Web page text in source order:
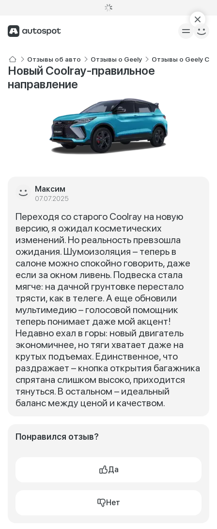
Отзывы об авто Отзывы о Geely Отзывы о Geely
Новый Coolray-правильное
направление
Максим
07.07.2025
Переходя со старого Coolray на новую
версию, я ожидал косметических
изменений. Но реальность превзошла
ожидания. Шумоизоляция – теперь в
салоне можно спокойно говорить, даже
если за окном ливень. Подвеска стала
мягче: на дачной грунтовке перестало
трясти, как в телеге. А еще обновили
мультимедию – голосовой помощник
теперь понимает даже мой акцент!
Недавно ехал в горы: новый двигатель
экономичнее, но тяги хватает даже на
крутых подъемах. Единственное, что
раздражает – кнопка открытия багажника
спрятана слишком высоко, приходится
тянуться. В остальном – идеальный
баланс между ценой и качеством.
Понравился отзыв?
Да
Нет